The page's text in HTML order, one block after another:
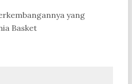
yang
Basket